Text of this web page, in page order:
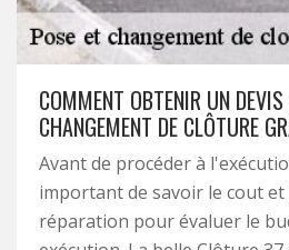
COMMENT OBTENIR UN
CHANGEMENT DE CLÔTURE
Avant de procéder à
important de savoir le cout et
réparation pour évaluer le